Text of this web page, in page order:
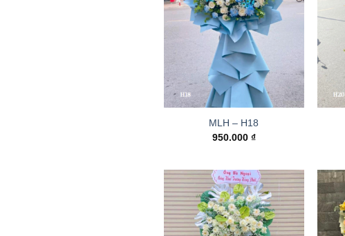
MLH – H18
950.000 ₫